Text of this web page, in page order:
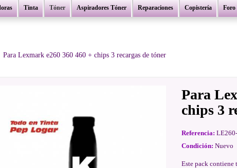
Tinta Tóner Aspiradores Tóner Reparaciones Copistería Foro
Para Lexmark e260 360 460 + chips 3 recargas de tóner
Para
chips 3
Referencia:
Condición: Nuevo
Este pack contiene